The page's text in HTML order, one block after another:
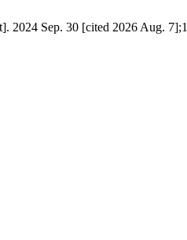
2024 Sep. 30 [cited 2026 Aug.